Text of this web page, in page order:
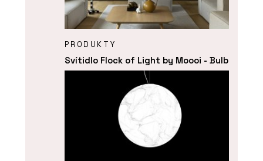
PRODUKTY
Svítidlo Flock of Light by Moooi - Bulb